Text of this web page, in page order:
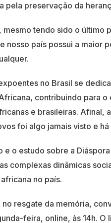
pela preservação da
mesmo tendo sido o último
nosso país possui a maior
no Brasil se
contribuindo para
e brasileiras. Afinal,
foi algo jamais visto e
e o estudo sobre a
complexas dinâmicas
no país.
no resgate da memória,
feira, online, às 14h.